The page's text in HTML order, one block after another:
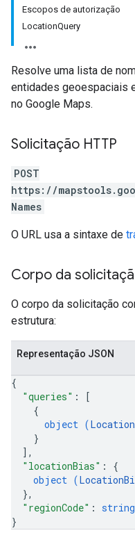
Escopos de autorização
LocationQuery
Resolve uma lista de
entidades geoespaciais
no Google Maps.
Solicitação HTTP
POST
https://
Names
O URL usa a sintaxe de
Corpo da
O corpo da solicitação
estrutura:
Representação JSON
{
"queries" :
[
{
object (
}
] ,
"locationBias" : {
object (
},
"regionCode" : string
}